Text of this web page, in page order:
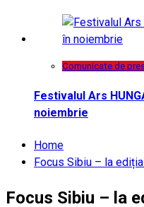
Comunicate de
Festivalul Ars
noiembrie
Home
Focus Sibiu – la
Focus Sibiu – la